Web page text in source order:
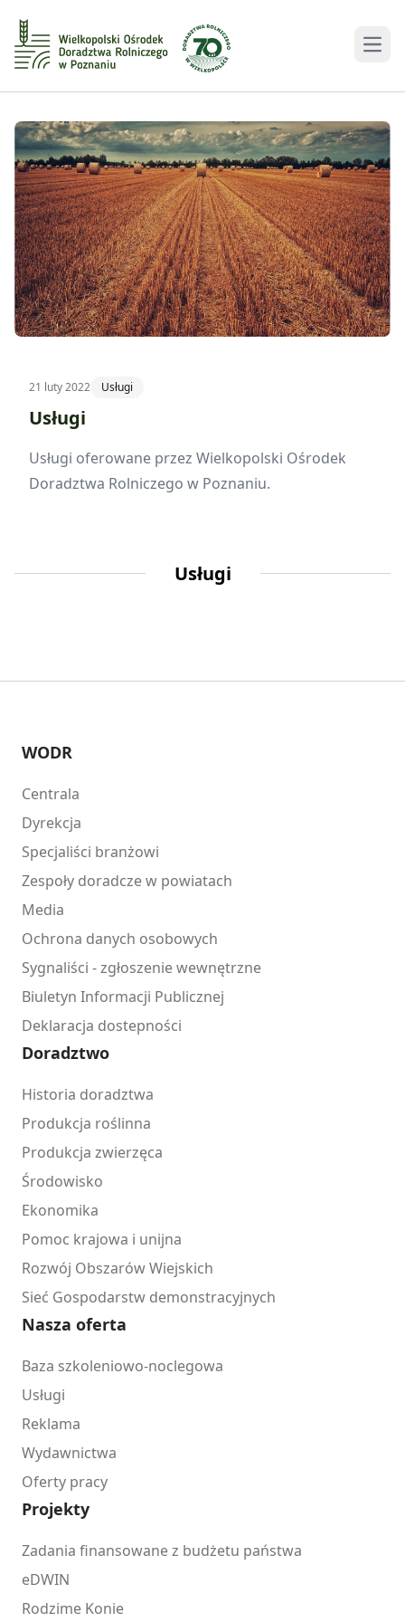
21 luty 2022 Usługi
Usługi
Usługi oferowane przez Wielkopolski Ośrodek
Doradztwa Rolniczego w Poznaniu.
Usługi
WODR
Centrala
Dyrekcja
Specjaliści branżowi
Zespoły doradcze w powiatach
Media
Ochrona danych osobowych
Sygnaliści - zgłoszenie wewnętrzne
Biuletyn Informacji Publicznej
Deklaracja dostepności
Doradztwo
Historia doradztwa
Produkcja roślinna
Produkcja zwierzęca
Środowisko
Ekonomika
Pomoc krajowa i unijna
Rozwój Obszarów Wiejskich
Sieć Gospodarstw demonstracyjnych
Nasza oferta
Baza szkoleniowo-noclegowa
Usługi
Reklama
Wydawnictwa
Oferty pracy
Projekty
Zadania finansowane z budżetu państwa
eDWIN
Rodzime Konie